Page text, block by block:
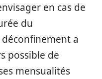
en cas de
du
a
possible de
mensualités